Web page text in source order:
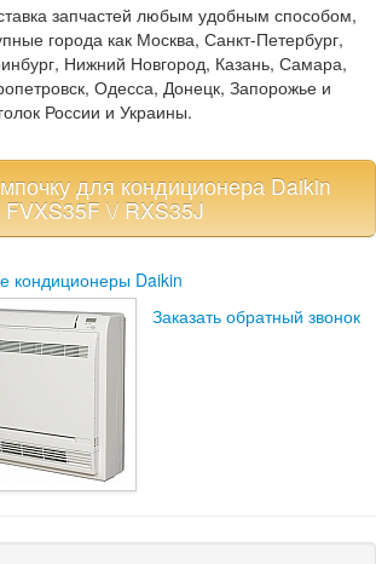
запчастей любым удобным способом,
города как Москва, Санкт-Петербург,
Нижний Новгород, Казань, Самара,
Одесса, Донецк, Запорожье и
России и Украины.
для кондиционера Daikin
FVXS35F \/ RXS35J
кондиционеры Daikin
Заказать обратный звонок